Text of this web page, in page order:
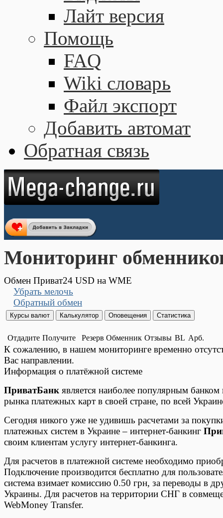
Лайт версия
Помощь
FAQ
Wiki словарь
Файл экспорт
Добавить автомат
Обратная связь
Мониторинг
Обмен Приват24 USD на WME
Убрать мелочь
Обратный обмен
Отдадите Получите Резерв Обменник Отзывы BL Арб.
К сожалению, в нашем мониторинге временно
Вас направлении.
Информация о платёжной системе
ПриватБанк является наиболее популярным
рынка платежных карт в своей стране, по всей
Сегодня никого уже не удивишь расчетами за
платежных систем в Украине – интернет-банкинг
своим клиентам услугу интернет-банкинга.
Для расчетов в платежной системе необходимо
Подключение производится бесплатно для
система взимает комиссию 0.50 грн, за переводы в
Украины. Для расчетов на территории СНГ в
WebMoney Transfer.